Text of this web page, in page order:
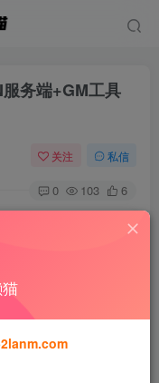
服务端+GM工具
关注 私信
0 103 6
24h内删除，谢谢合作！